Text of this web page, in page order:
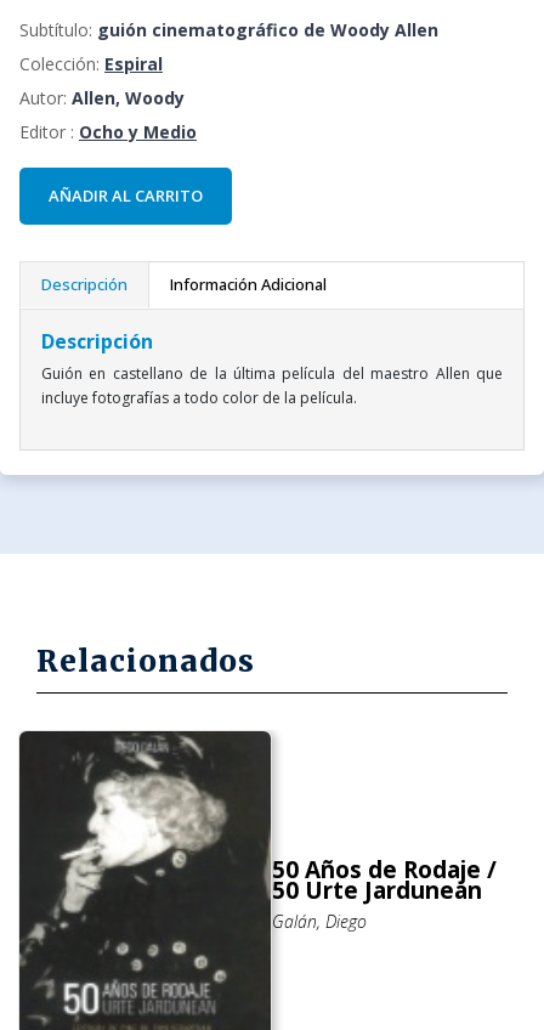
Subtítulo: guión cinematográfico de Woody Allen
Colección: Espiral
Autor: Allen, Woody
Editor : Ocho y Medio
AÑADIR AL CARRITO
Descripción Información Adicional
Descripción
Guión en castellano de la última película del maestro Allen que
incluye fotografías a todo color de la película.
Relacionados
50 Años de Rodaje /
50 Urte Jardunean
Galán, Diego